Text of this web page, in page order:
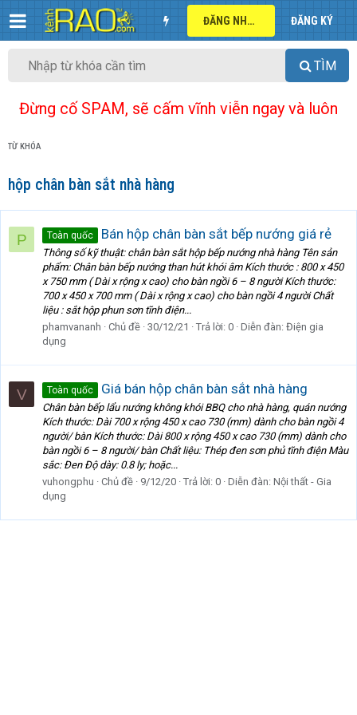
ĐĂNG NHẬP ĐĂNG KÝ
TÌM
Đừng cố SPAM, sẽ cấm vĩnh viễn ngay và luôn
TỪ KHÓA
hộp chân bàn sắt nhà hàng
P Toàn quốc Bán hộp chân bàn sắt bếp nướng giá rẻ
Thông số kỹ thuật: chân bàn sắt hộp bếp nướng nhà hàng Tên sản
phẩm: Chân bàn bếp nướng than hút khói âm Kích thước : 800 x 450
x 750 mm ( Dài x rộng x cao) cho bàn ngồi 6 – 8 người Kích thước:
700 x 450 x 700 mm ( Dài x rộng x cao) cho bàn ngồi 4 người Chất
liệu : sắt hộp phun sơn tĩnh điện...
phamvananh
Chủ đề 30/12/21 Trả lời: 0 Diễn đàn: Điện gia
dụng
V Toàn quốc Giá bán hộp chân bàn sắt nhà hàng
Chân bàn bếp lẩu nướng không khói BBQ cho nhà hàng, quán nướng
Kích thước: Dài 700 x rộng 450 x cao 730 (mm) dành cho bàn ngồi 4
người/ bàn Kích thước: Dài 800 x rộng 450 x cao 730 (mm) dành cho
bàn ngồi 6 – 8 người/ bàn Chất liệu: Thép đen sơn phủ tĩnh điện Màu
sắc: Đen Độ dày: 0.8 ly; hoặc...
vuhongphu
Chủ đề 9/12/20 Trả lời: 0 Diễn đàn: Nội thất - Gia
dụng